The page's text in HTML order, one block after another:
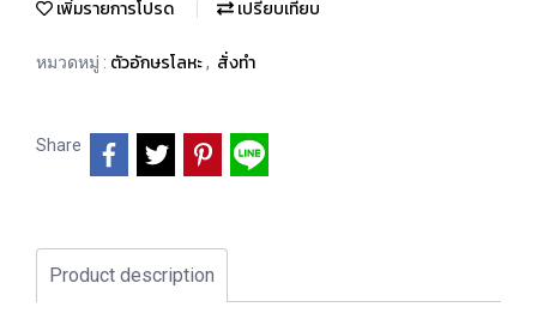
เพิ่มรายการโปรด เปรียบเทียบ
หมวดหมู่ : ตัวอักษรโลหะ, สั่งทำ
Share
Product description